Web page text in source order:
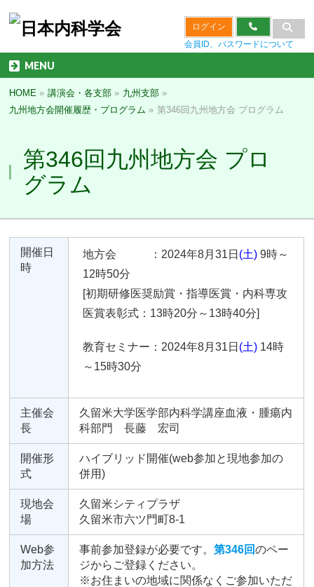
ログイン
会員ID、パスワードについて
MENU
HOME » 講演会・各支部 » 九州支部 »
九州地方会開催履歴・プログラム » 第346回九州地方会 プログラム
第346回九州地方会 プロ
グラム
開催日
時
地方会 ：2024年8月31日 (土) 9時～
12時50分
[初期研修医奨励賞・指導医賞・内科専攻
医賞表彰式：13時20分～13時40分]
教育セミナー：2024年8月31日 (土) 14時
～15時30分
主催会
長
久留米大学医学部内科学講座血液・腫瘍内
科部門 長藤 宏司
開催形
式
ハイブリッド開催(web参加と現地参加の
併用)
現地会
場
久留米シティプラザ
久留米市六ツ門町8-1
Web参
加方法
事前参加登録が必要です。第346回のペー
ジからご登録ください。
※お住まいの地域に関係なくご参加いただ